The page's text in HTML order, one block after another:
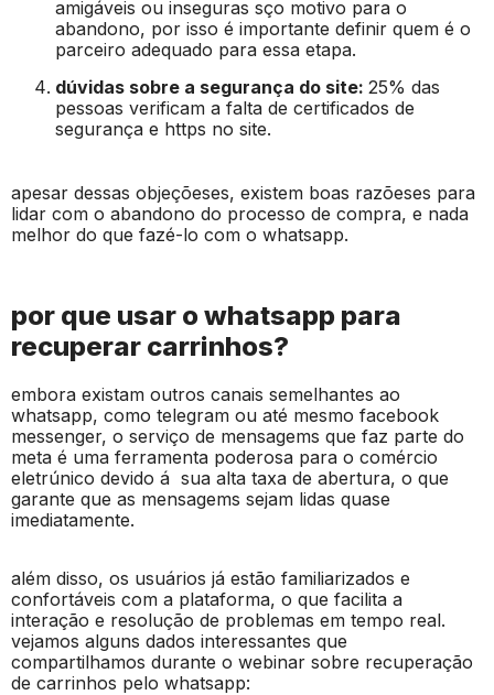
amigáveis ou inseguras sço motivo para o
abandono, por isso é importante definir quem é o
parceiro adequado para essa etapa.
dúvidas sobre a segurança do site: 25% das
pessoas verificam a falta de certificados de
segurança e https no site.
apesar dessas objeçõeses, existem boas razõeses para
lidar com o abandono do processo de compra, e nada
melhor do que fazé-lo com o whatsapp.
por que usar o whatsapp para
recuperar carrinhos?
embora existam outros canais semelhantes ao
whatsapp, como telegram ou até mesmo facebook
messenger, o serviço de mensagems que faz parte do
meta é uma ferramenta poderosa para o comércio
eletrúnico devido á sua alta taxa de abertura, o que
garante que as mensagems sejam lidas quase
imediatamente.
além disso, os usuários já estão familiarizados e
confortáveis com a plataforma, o que facilita a
interação e resolução de problemas em tempo real.
vejamos alguns dados interessantes que
compartilhamos durante o webinar sobre recuperação
de carrinhos pelo whatsapp: